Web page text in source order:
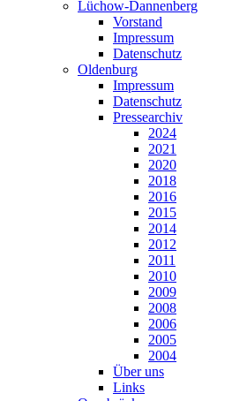
Lüchow-Dannenberg
Vorstand
Impressum
Datenschutz
Oldenburg
Impressum
Datenschutz
Pressearchiv
2024
2021
2020
2018
2016
2015
2014
2012
2011
2010
2009
2008
2006
2005
2004
Über uns
Links